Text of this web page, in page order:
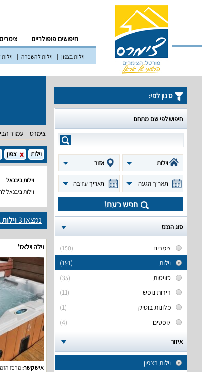
חיפושים פופולריים צימרים
וילות בצפון וילות להשכרה
צימרס – עמוד
סינון לפי:
חיפוש לפי שם מתחם
וילות אזור
תאריך הגעה תאריך עזיבה
חפש כעת!
סוג הנכס
(150)
צימרים
(191)
וילות
(35)
סוויטות
(11)
דירות נופש
(1)
מלונות בוטיק
(4)
לופטים
איזור
וילות בצפון
וילות צפון
וילות ביבנאל
וילות ביבנאל
נמצאו 3
וילה וילאז'
איש קשר:מרכז